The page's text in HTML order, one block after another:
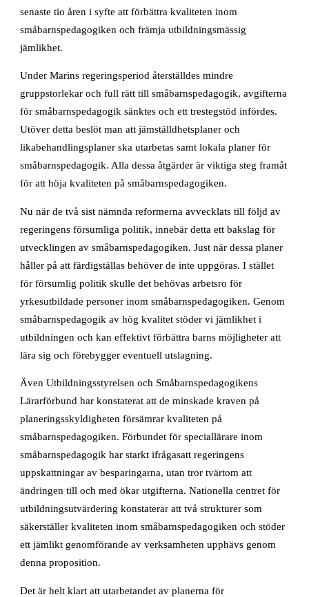
senaste tio åren i syfte att förbättra kvaliteten inom
småbarnspedagogiken och främja utbildningsmässig
jämlikhet.
Under Marins regeringsperiod återställdes mindre
gruppstorlekar och full rätt till småbarnspedagogik, avgifterna
för småbarnspedagogik sänktes och ett trestegstöd infördes.
Utöver detta beslöt man att jämställdhetsplaner och
likabehandlingsplaner ska utarbetas samt lokala planer för
småbarnspedagogik. Alla dessa åtgärder är viktiga steg framåt
för att höja kvaliteten på småbarnspedagogiken.
Nu när de två sist nämnda reformerna avvecklats till följd av
regeringens försumliga politik, innebär detta ett bakslag för
utvecklingen av småbarnspedagogiken. Just när dessa planer
håller på att färdigställas behöver de inte uppgöras. I stället
för försumlig politik skulle det behövas arbetsro för
yrkesutbildade personer inom småbarnspedagogiken. Genom
småbarnspedagogik av hög kvalitet stöder vi jämlikhet i
utbildningen och kan effektivt förbättra barns möjligheter att
lära sig och förebygger eventuell utslagning.
Även Utbildningsstyrelsen och Småbarnspedagogikens
Lärarförbund har konstaterat att de minskade kraven på
planeringsskyldigheten försämrar kvaliteten på
småbarnspedagogiken. Förbundet för speciallärare inom
småbarnspedagogik har starkt ifrågasatt regeringens
uppskattningar av besparingarna, utan tror tvärtom att
ändringen till och med ökar utgifterna. Nationella centret för
utbildningsutvärdering konstaterar att två strukturer som
säkerställer kvaliteten inom småbarnspedagogiken och stöder
ett jämlikt genomförande av verksamheten upphävs genom
denna proposition.
Det är helt klart att utarbetandet av planerna för